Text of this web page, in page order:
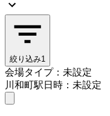
絞り込み1
会場タイプ：未設定
川和町駅日時：未設定